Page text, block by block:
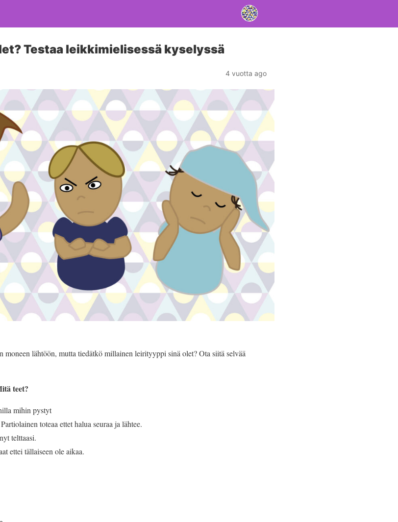
Testaa leikkimielisessä kyselyssä
4 vuotta ago
moneen lähtöön, mutta tiedätkö millainen leirityyppi sinä olet? Ota siitä selvää
teet?
mihin pystyt
toteaa ettet halua seuraa ja lähtee.
telttaasi.
ettei tällaiseen ole aikaa.